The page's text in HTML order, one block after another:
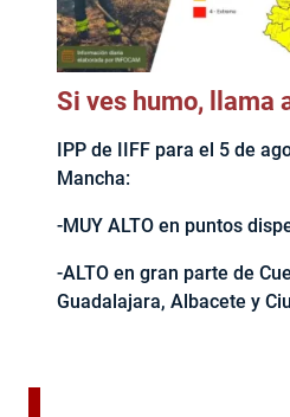
Si ves humo, llama
IPP de IIFF para el 5 de
Mancha:
-MUY ALTO en puntos
-ALTO en gran parte de
Guadalajara, Albacete y